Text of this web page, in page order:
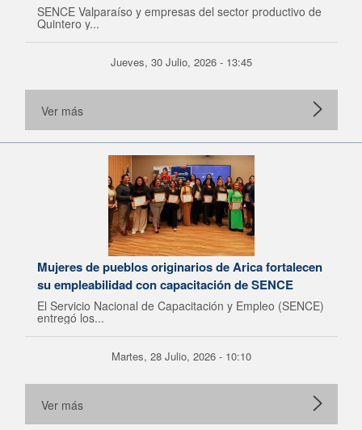
SENCE Valparaíso y empresas del sector productivo de
Quintero y...
Jueves, 30 Julio, 2026 - 13:45
Ver más
Mujeres de pueblos originarios de Arica fortalecen
su empleabilidad con capacitación de SENCE
El Servicio Nacional de Capacitación y Empleo (SENCE)
entregó los...
Martes, 28 Julio, 2026 - 10:10
Ver más